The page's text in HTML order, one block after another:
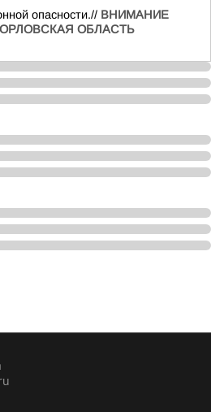
опасности.// ВНИМАНИЕ
ОБЛАСТЬ